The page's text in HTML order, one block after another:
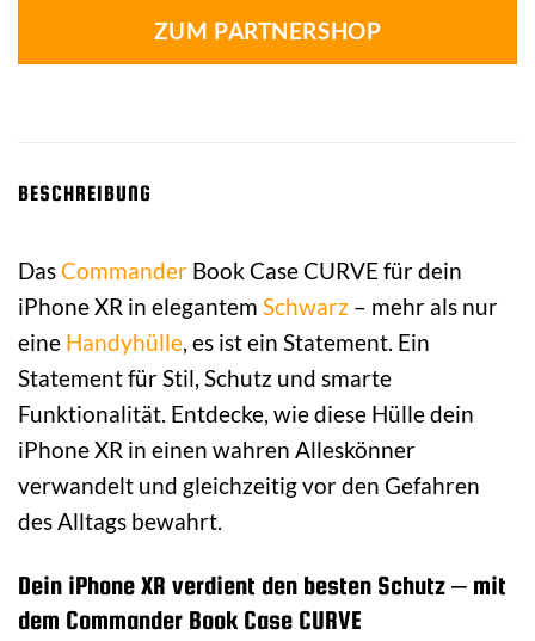
ZUM PARTNERSHOP
BESCHREIBUNG
DasCommander Book Case CURVE für dein
iPhone XR in elegantem Schwarz – mehr als nur
eine Handyhülle , es ist ein Statement. Ein
Statement für Stil, Schutz und smarte
Funktionalität. Entdecke, wie diese Hülle dein
iPhone XR in einen wahren Alleskönner
verwandelt und gleichzeitig vor den Gefahren
des Alltags bewahrt.
Dein iPhone XR verdient den besten Schutz – mit
dem Commander Book Case CURVE